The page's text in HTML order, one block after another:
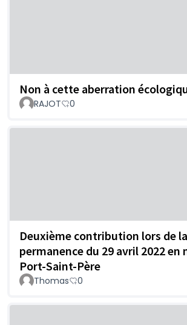
Non à cette aberration
RAJOT 0
Deuxième contribution lors de la
permanence du 29 avril 2022 en
Port-Saint-Père
Thomas 0